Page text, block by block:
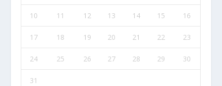
10 11 12 13 14 15 16
17 18 19 20 21 22 23
24 25 26 27 28 29 30
31